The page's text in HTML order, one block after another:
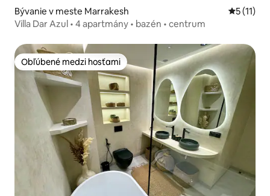
Bývanie v meste Marrakesh
5 (11)
Villa Dar Azul • 4 apartmány • bazén • centrum
Obľúbené medzi hosťami
Obľúbené medzi hosťami